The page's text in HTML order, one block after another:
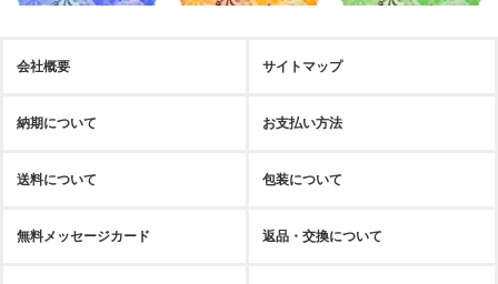
会社概要 サイトマップ
納期について お支払い方法
送料について 包装について
無料メッセージカード 返品・交換について